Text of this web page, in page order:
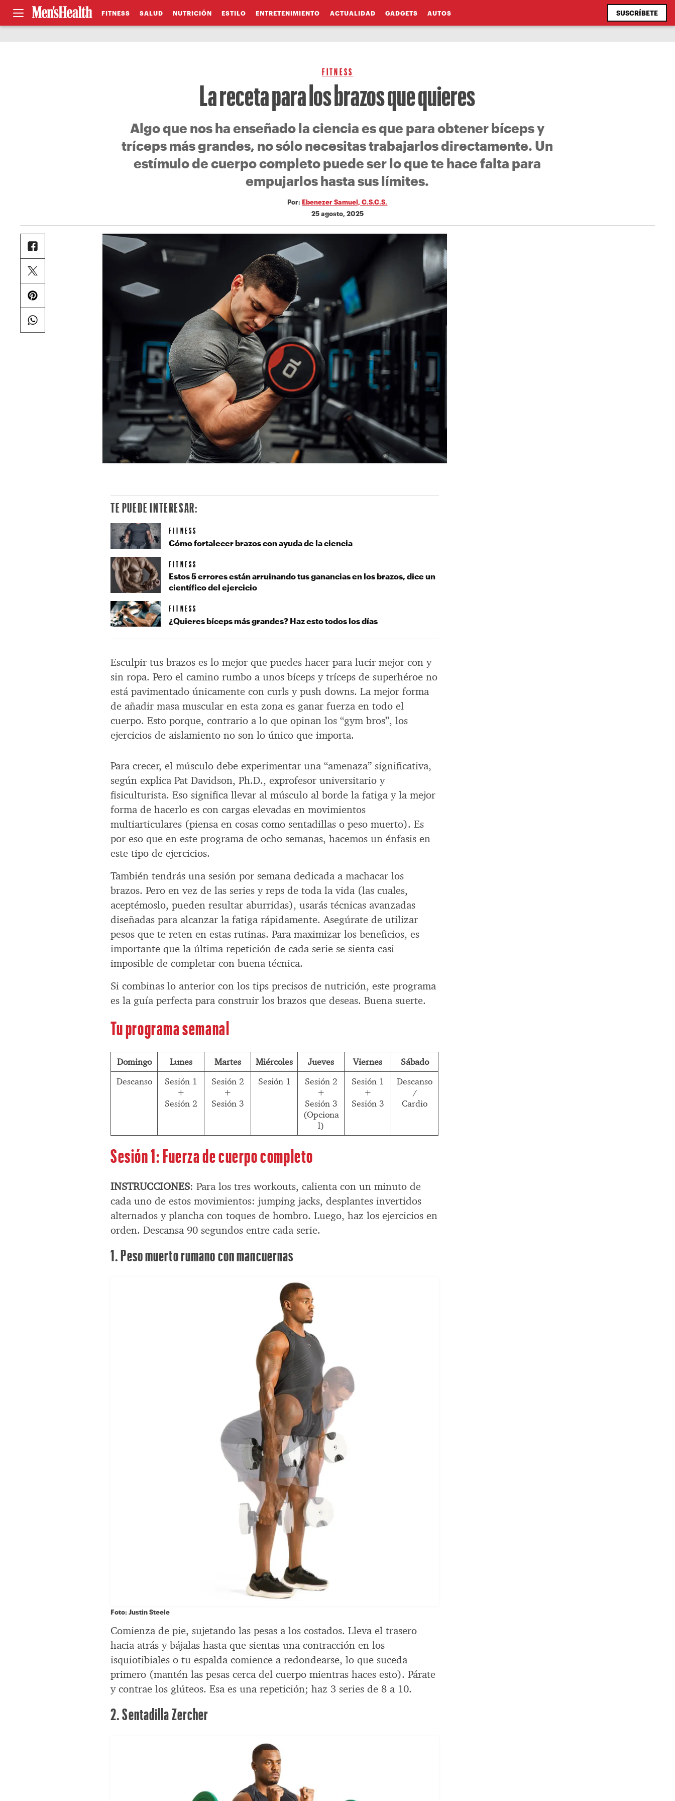
FITNESS SALUD NUTRICIÓN ESTILO ENTRETENIMIENTO ACTUALIDAD GADGETS AUTOS SUSCRÍBETE
FITNESS
La receta para los brazos que quieres
Algo que nos ha enseñado la ciencia es que para obtener bíceps y
tríceps más grandes, no sólo necesitas trabajarlos directamente. Un
estímulo de cuerpo completo puede ser lo que te hace falta para
empujarlos hasta sus límites.
Por:Ebenezer Samuel, C.S.C.S.
25 agosto, 2025
Esculpir tus brazos es lo mejor que puedes hacer para lucir mejor con y
sin ropa. Pero el camino rumbo a unos bíceps y tríceps de superhéroe no
está pavimentado únicamente con curls y push downs. La mejor forma
de añadir masa muscular en esta zona es ganar fuerza en todo el
cuerpo. Esto porque, contrario a lo que opinan los “gym bros”, los
ejercicios de aislamiento no son lo único que importa.
Para crecer, el músculo debe experimentar una “amenaza” significativa,
según explica Pat Davidson, Ph.D., exprofesor universitario y
fisiculturista. Eso significa llevar al músculo al borde la fatiga y la mejor
forma de hacerlo es con cargas elevadas en movimientos
multiarticulares (piensa en cosas como sentadillas o peso muerto). Es
por eso que en este programa de ocho semanas, hacemos un énfasis en
este tipo de ejercicios.
También tendrás una sesión por semana dedicada a machacar los
brazos. Pero en vez de las series y reps de toda la vida (las cuales,
aceptémoslo, pueden resultar aburridas), usarás técnicas avanzadas
diseñadas para alcanzar la fatiga rápidamente. Asegúrate de utilizar
pesos que te reten en estas rutinas. Para maximizar los beneficios, es
importante que la última repetición de cada serie se sienta casi
imposible de completar con buena técnica.
Si combinas lo anterior con los tips precisos de nutrición, este programa
es la guía perfecta para construir los brazos que deseas. Buena suerte.
Tu programa semanal
Domingo Lunes Martes Miércoles Jueves Viernes
Sábado
Descanso
Sesión 1
+
Sesión 2
Sesión 2
+
Sesión 3
Sesión 1
Sesión 2
+
Sesión 3
(Opciona
l)
Sesión 1
+
Sesión 3
Descanso
/
Cardio
Sesión 1: Fuerza de cuerpo completo
INSTRUCCIONES: Para los tres workouts, calienta con un minuto de
cada uno de estos movimientos: jumping jacks, desplantes invertidos
alternados y plancha con toques de hombro. Luego, haz los ejercicios en
orden. Descansa 90 segundos entre cada serie.
1. Peso muerto rumano con mancuernas
Foto: Justin Steele
Comienza de pie, sujetando las pesas a los costados. Lleva el trasero
hacia atrás y bájalas hasta que sientas una contracción en los
isquiotibiales o tu espalda comience a redondearse, lo que suceda
primero (mantén las pesas cerca del cuerpo mientras haces esto). Párate
y contrae los glúteos. Esa es una repetición; haz 3 series de 8 a 10.
2. Sentadilla Zercher
TE PUEDE INTERESAR:
FITNESS
Cómo fortalecer brazos con ayuda de la ciencia
FITNESS
Estos 5 errores están arruinando tus ganancias en los brazos, dice un
científico del ejercicio
FITNESS
¿Quieres bíceps más grandes? Haz esto todos los días